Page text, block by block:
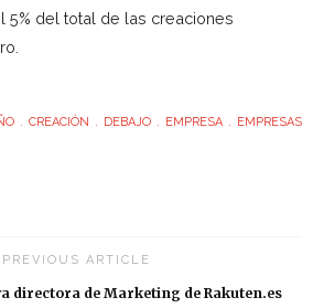
5% del total de las creaciones
CREACIÓN DEBAJO EMPRESA
EMPRESAS
PREVIOUS ARTICLE
directora de Marketing de Rakuten.es